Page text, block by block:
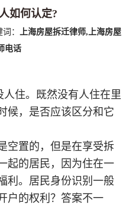
如何认定?
：
上海房屋拆迁律师,上海房屋
电话
住。既然没有人住在里
候，是否应该区分和它
置的，但是在享受拆
起的居民，因为住在一
利。居民身份识别一般
户的权利？答案不一